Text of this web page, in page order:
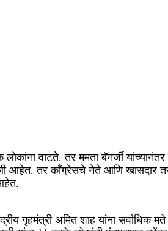
वाटते. तर ममता बॅनर्जी
आहेत. तर काँग्रेसचे नेते आणि खासदार
गृहमंत्री अमित शाह यांना सर्वाधिक